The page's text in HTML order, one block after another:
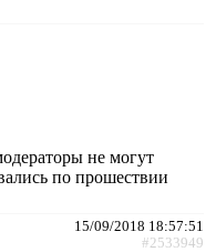
не могут
по прошествии
15/09/2018 18:57:51
#2533949